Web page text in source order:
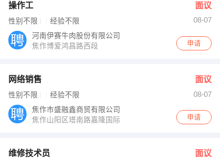
操作工 面议
性别不限 经验不限
08-07
河南伊赛牛肉股份有限公司
焦作博爱鸿昌路西段
申请
网络销售 面议
性别不限 经验不限
08-07
焦作市盛融鑫商贸有限公司
焦作山阳区塔南路嘉隆国际
申请
维修技术员 面议